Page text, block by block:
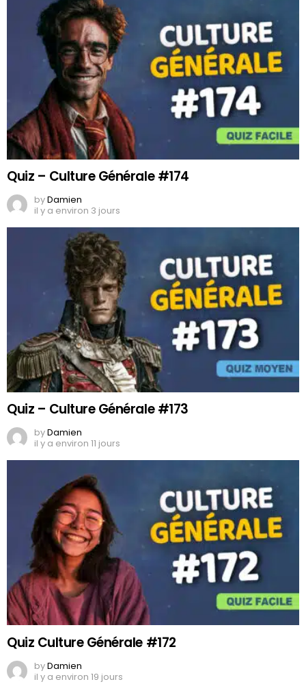
Quiz – Culture Générale #174
byDamien
il y a environ 3 jours
Quiz – Culture Générale #173
byDamien
il y a environ 11 jours
Quiz Culture Générale #172
byDamien
il y a environ 19 jours